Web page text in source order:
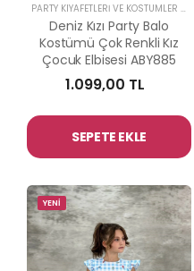
PARTY KIYAFETLERİ VE KOSTÜMLER
Deniz Kızı Party Balo
Kostümü Çok Renkli Kız
Çocuk Elbisesi ABY885
1.099,00 TL
SEPETE EKLE
YENİ